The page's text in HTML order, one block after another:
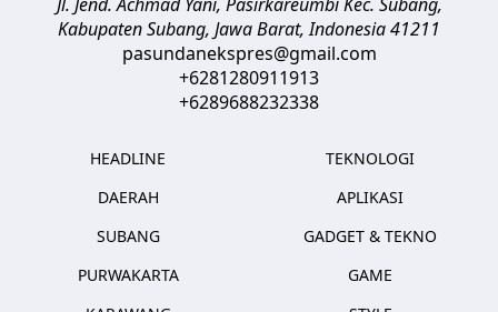
Kabupaten Subang, Jawa Barat,Indonesia41211
pasundanekspres@gmail.com
+6281280911913
+6289688232338
HEADLINE
DAERAH
SUBANG
PURWAKARTA
TEKNOLOGI
APLIKASI
GADGET & TEKNO
GAME